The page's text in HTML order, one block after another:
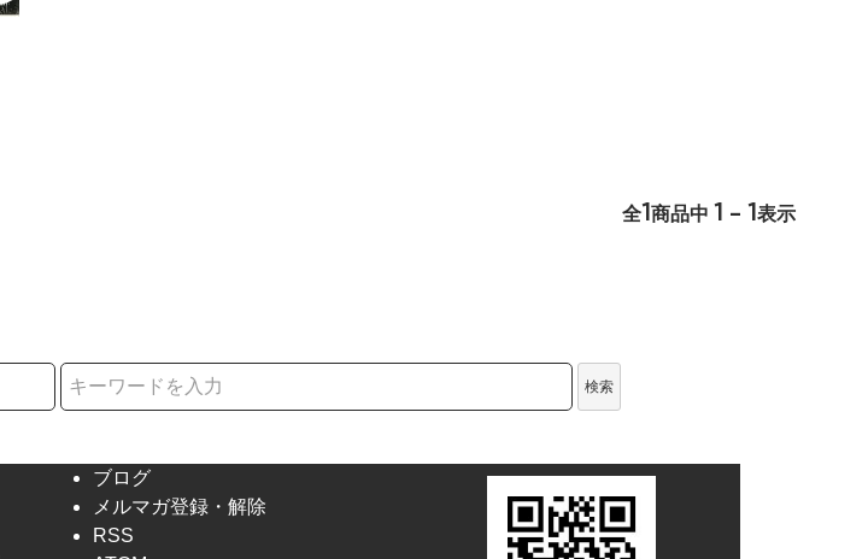
全1商品中 1 - 1表示
検索
ブログ
メルマガ登録・解除
RSS